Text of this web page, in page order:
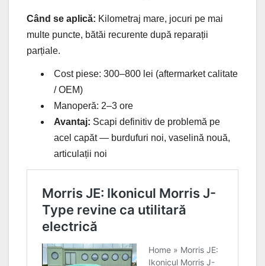
Când se aplică: Kilometraj mare, jocuri pe mai
multe puncte, bătăi recurente după reparații
parțiale.
Cost piese: 300–800 lei (aftermarket calitate
/ OEM)
Manoperă: 2–3 ore
Avantaj: Scapi definitiv de problemă pe
acel capăt — burdufuri noi, vaselină nouă,
articulații noi